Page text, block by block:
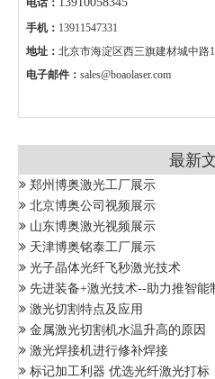
电话：
手机： 13911547331
地址： 北京市海淀区西三旗建材城中路
电子邮件： sales@boaolaser.com
最新
郑州博奥激光工厂展示
北京博奥公司视频展示
山东博奥激光视频展示
天津博奥铭泰工厂展示
光子晶体光纤飞秒激光技术
先进装备+激光技术--助力推智能
激光切割特点及应用
金属激光切割机水温升高的原因
激光焊接机进行修补焊接
标记加工利器 优选光纤激光打标